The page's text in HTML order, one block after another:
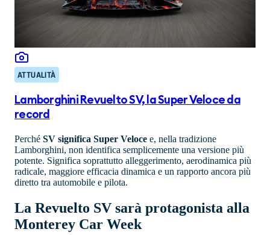
ATTUALITÀ
Lamborghini Revuelto SV, la Super Veloce da
record
Perché SV significa Super Veloce e, nella tradizione
Lamborghini, non identifica semplicemente una versione più
potente. Significa soprattutto alleggerimento, aerodinamica più
radicale, maggiore efficacia dinamica e un rapporto ancora più
diretto tra automobile e pilota.
La Revuelto SV sarà protagonista alla
Monterey Car Week